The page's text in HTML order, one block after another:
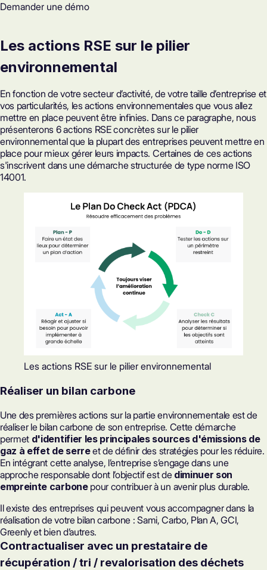
Demander une démo
Les actions RSE sur le pilier
environnemental
En fonction de votre secteur d’activité, de votre taille d’entreprise et
vos particularités, les actions environnementales que vous allez
mettre en place peuvent être infinies. Dans ce paragraphe, nous
présenterons 6 actions RSE concrètes sur le pilier
environnemental que la plupart des entreprises peuvent mettre en
place pour mieux gérer leurs impacts. Certaines de ces actions
s'inscrivent dans une démarche structurée de type norme ISO
14001.
Les actions RSE sur le pilier environnemental
Réaliser un bilan carbone
Une des premières actions sur la partie environnementale est de
réaliser le bilan carbone de son entreprise. Cette démarche
permet d'identifier les principales sources d'émissions de
gaz à effet de serreet de définir des stratégies pour les réduire.
En intégrant cette analyse, l’entreprise s’engage dans une
approche responsable dont l’objectif est de diminuer son
empreinte carbonepour contribuer à un avenir plus durable.
Il existe des entreprises qui peuvent vous accompagner dans la
réalisation de votre bilan carbone : Sami, Carbo, Plan A, GCI,
Greenly et bien d’autres.
Contractualiser avec un prestataire de
récupération / tri / revalorisation des déchets